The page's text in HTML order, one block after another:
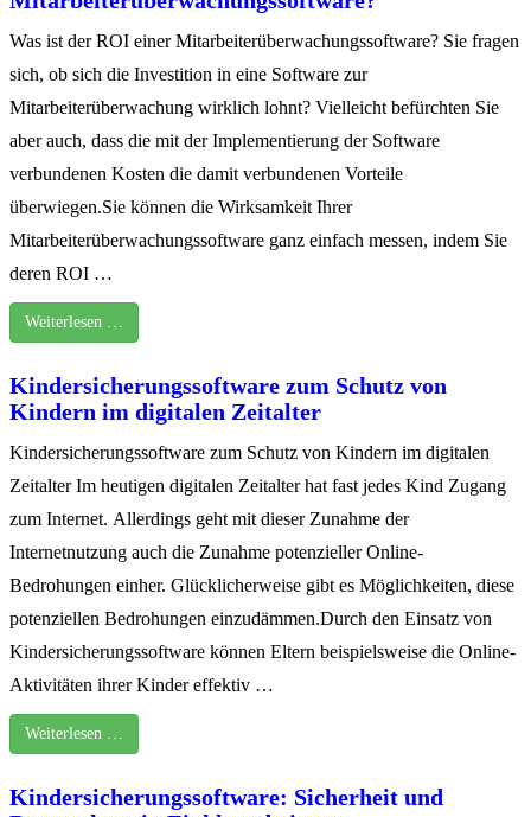
Was ist der ROI einer Mitarbeiterüberwachungssoftware? Sie fragen
sich, ob sich die Investition in eine Software zur
Mitarbeiterüberwachung wirklich lohnt? Vielleicht befürchten Sie
aber auch, dass die mit der Implementierung der Software
verbundenen Kosten die damit verbundenen Vorteile
überwiegen.Sie können die Wirksamkeit Ihrer
Mitarbeiterüberwachungssoftware ganz einfach messen, indem Sie
deren ROI …
Weiterlesen …
Kindersicherungssoftware zum Schutz von
Kindern im digitalen Zeitalter
Kindersicherungssoftware zum Schutz von Kindern im digitalen
Zeitalter Im heutigen digitalen Zeitalter hat fast jedes Kind Zugang
zum Internet. Allerdings geht mit dieser Zunahme der
Internetnutzung auch die Zunahme potenzieller Online-
Bedrohungen einher. Glücklicherweise gibt es Möglichkeiten, diese
potenziellen Bedrohungen einzudämmen.Durch den Einsatz von
Kindersicherungssoftware können Eltern beispielsweise die Online-
Aktivitäten ihrer Kinder effektiv …
Weiterlesen …
Kindersicherungssoftware: Sicherheit und